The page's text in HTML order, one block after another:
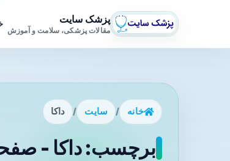
پزشک سایت
مقالات پزشکی، سلامت و آموزش
خانه / سایت / داکا
برچسب: داکا -